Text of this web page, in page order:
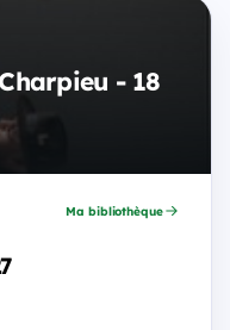
- 18
Ma bibliothèque